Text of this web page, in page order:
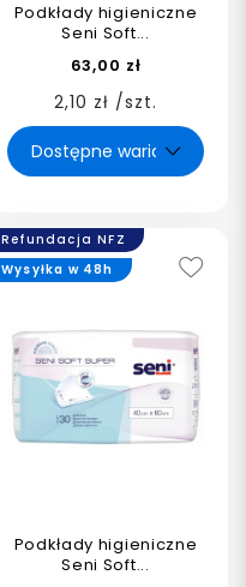
Podkłady higieniczne
Seni Soft...
63,00 zł
2,10 zł /szt.
Refundacja NFZ
Podkłady higieniczne
Seni Soft...
Wysyłka w 48h